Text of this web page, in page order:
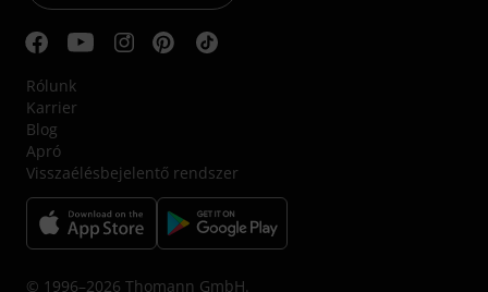
Rólunk
Karrier
Blog
Apró
Visszaélésbejelentő rendszer
© 1996–2026 Thomann GmbH.